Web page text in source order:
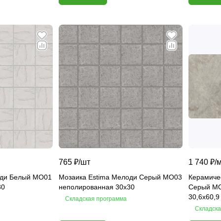
Белый MO01
765 ₽/шт
Мозаика Estima Мелоди Серый MO03
неполированная 30x30
Складская программа
1 740 ₽/
Серый
30,6x60,9